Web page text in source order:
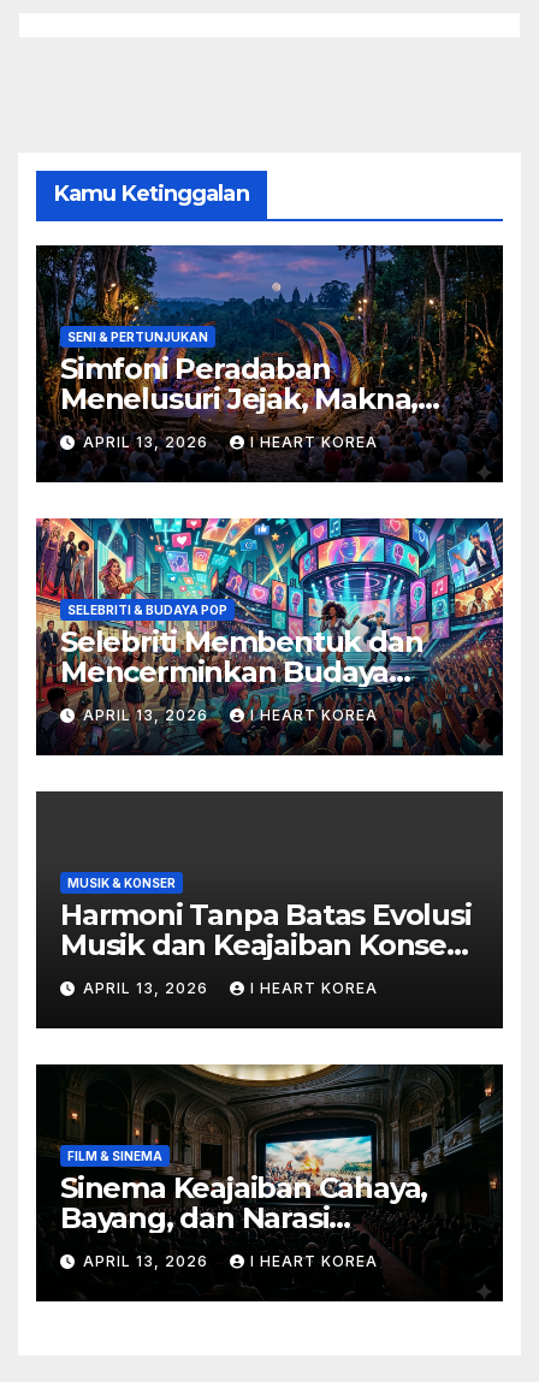
Kamu Ketinggalan
SENI & PERTUNJUKAN
Simfoni Peradaban
Menelusuri Jejak, Makna,
dan Masa Depan Seni
Pertunjukan
APRIL 13, 2026 I HEART KOREA
SELEBRITI & BUDAYA POP
Selebriti Membentuk dan
Mencerminkan Budaya
Populer di Era Digital
APRIL 13, 2026 I HEART KOREA
MUSIK & KONSER
Harmoni Tanpa Batas Evolusi
Musik dan Keajaiban Konser
di Era Digital
APRIL 13, 2026 I HEART KOREA
FILM & SINEMA
Sinema Keajaiban Cahaya,
Bayang, dan Narasi
Kemanusiaan
APRIL 13, 2026 I HEART KOREA